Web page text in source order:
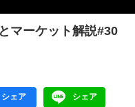
マーケット解説#30
facebook
シェア LINE
シェア